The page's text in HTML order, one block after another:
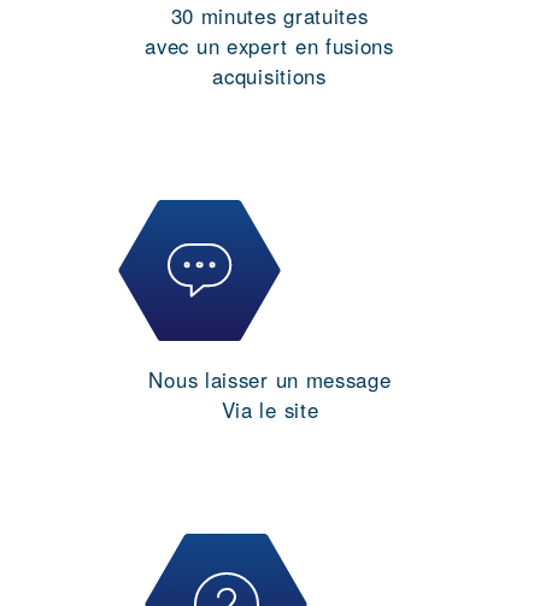
30 minutes gratuites
avec un expert en fusions
acquisitions
Nous laisser un message
Via le site